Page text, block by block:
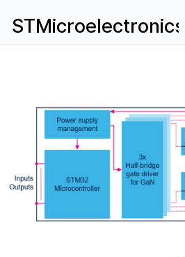
STMicroelectronics